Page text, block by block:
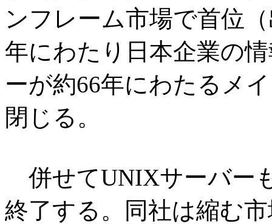
ンフレーム市場で首位
年にわたり日本企業の
ーが約66年にわたるメ
閉じる。
併せてUNIXサーバー
終了する。同社は縮む